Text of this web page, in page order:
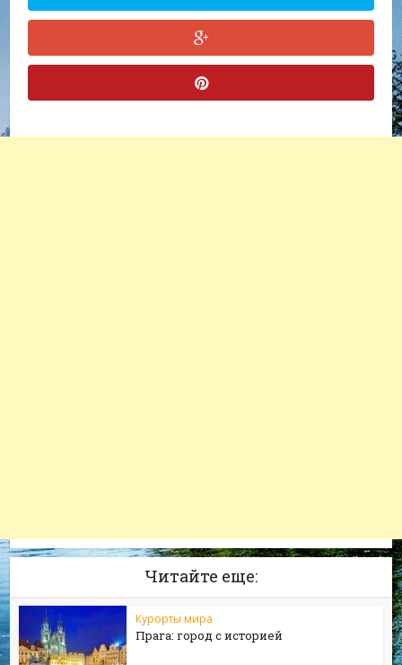
Читайте еще:
Курорты мира
Прага: город с историей